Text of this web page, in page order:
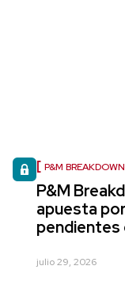
P&M BREAKDOWN
P&M
apuesta
pendientes
julio 29, 2026